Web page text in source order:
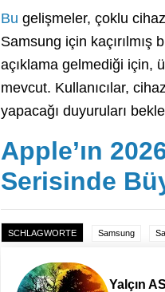
Bu gelişmeler, çoklu
Samsung için
açıklama gelmediği için,
mevcut. Kullanıcılar,
yapacağı duyuruları
Apple’ın
Serisinde
SCHLAGWORTE Samsung
Yalçın AS